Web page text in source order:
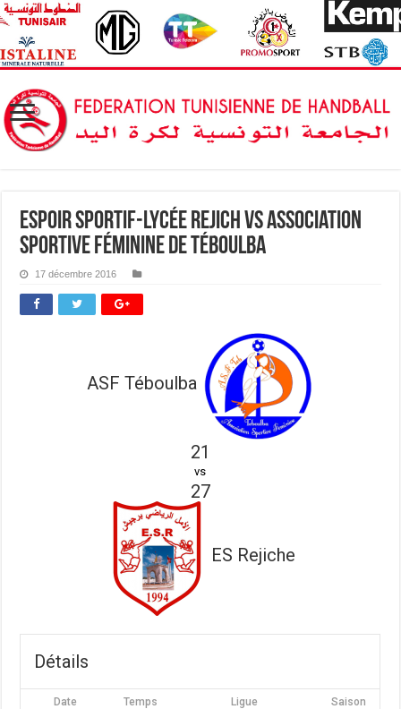
Espoir Sportif-Lycée Rejich vs Association
sportive féminine de Téboulba
17 décembre 2016
ASF Téboulba
21
vs
27
ES Rejiche
Détails
Date Temps Ligue Saison